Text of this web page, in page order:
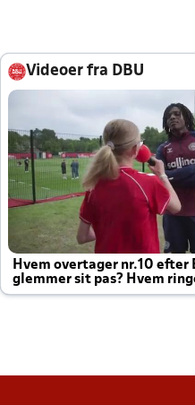
Videoer fra DBU
Hvem overtager nr.10 efter
glemmer sit pas? Hvem
altid til efter kampe?